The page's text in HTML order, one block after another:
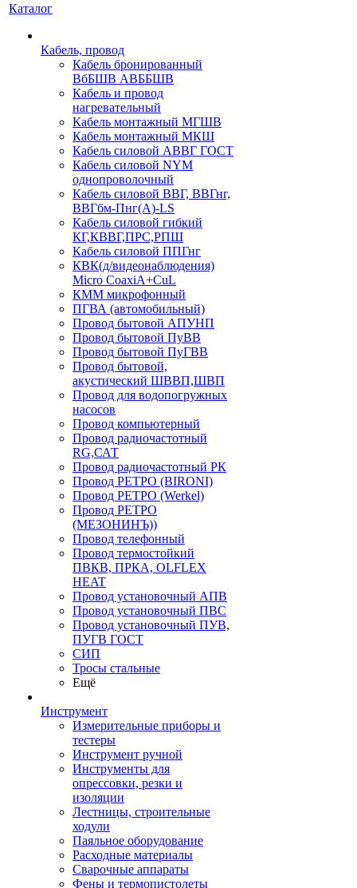
Каталог
Кабель, провод
Кабель бронированный
ВбБШВ АВББШВ
Кабель и провод
нагревательный
Кабель монтажный МГШВ
Кабель монтажный МКШ
Кабель силовой АВВГ ГОСТ
Кабель силовой NYM
однопроволочный
Кабель силовой ВВГ, ВВГнг,
ВВГбм-Пнг(А)-LS
Кабель силовой гибкий
КГ,КВВГ,ПРС,РПШ
Кабель силовой ППГнг
КВК(д/видеонаблюдения)
Micro CoaxiA+CuL
КММ микрофонный
ПГВА (автомобильный)
Провод бытовой АПУНП
Провод бытовой ПуВВ
Провод бытовой ПуГВВ
Провод бытовой,
акустический ШВВП,ШВП
Провод для водопогружных
насосов
Провод компьютерный
Провод радиочастотный
RG,САТ
Провод радиочастотный РК
Провод РЕТРО (BIRONI)
Провод РЕТРО (Werkel)
Провод РЕТРО
(МЕЗОНИНЪ))
Провод телефонный
Провод термостойкий
ПВКВ, ПРКА, OLFLEX
HEAT
Провод установочный АПВ
Провод установочный ПВС
Провод установочный ПУВ,
ПУГВ ГОСТ
СИП
Тросы стальные
Ещё
Инструмент
Измерительные приборы и
тестеры
Инструмент ручной
Инструменты для
опрессовки, резки и
изоляции
Лестницы, строительные
ходули
Паяльное оборудование
Расходные материалы
Сварочные аппараты
Фены и термопистолеты